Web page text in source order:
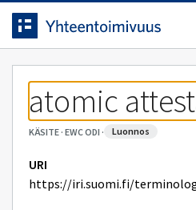
Siirrytty
sivulle
Siirry suoraan sisältöön.
atomic
KÄSITE· EWC ODI · luonnos
URI
https://iri.suomi.fi/